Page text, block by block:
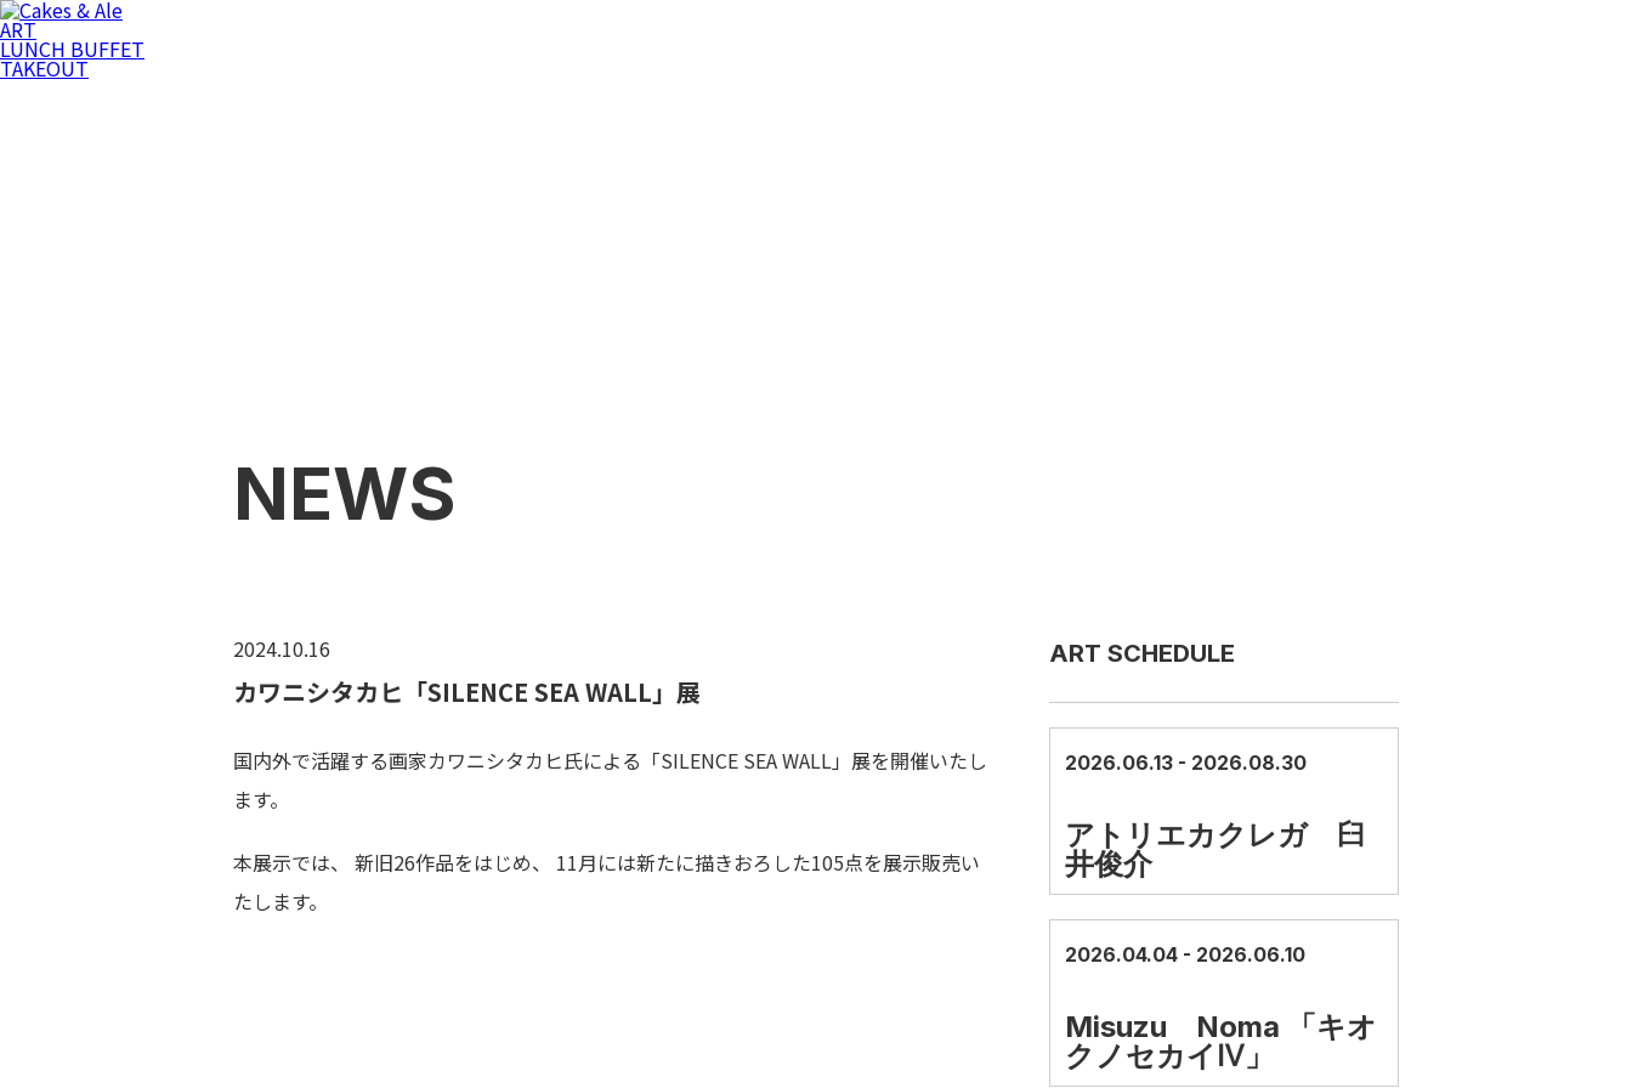
ART
LUNCH BUFFET
TAKEOUT
NEWS
2024.10.16
カワニシタカヒ「SILENCE SEA WALL」展
国内外で活躍する画家カワニシタカヒ氏による「SILENCE SEA WALL」展を開催いたし
ます。
本展示では、 新旧26作品をはじめ、 11月には新たに描きおろした105点を展示販売い
たします。
ART SCHEDULE
2026.06.13 - 2026.08.30
アトリエカクレガ 臼
井俊介
2026.04.04 - 2026.06.10
Misuzu Noma 「キオ
クノセカイⅣ」